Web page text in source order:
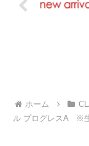
ホーム
ル プログレスA ※